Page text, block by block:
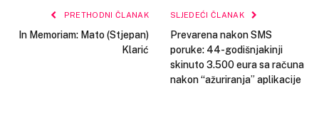
PRETHODNI ČLANAK
In Memoriam: Mato (Stjepan)
Klarić
SLJEDEĆI ČLANAK
Prevarena nakon SMS
poruke: 44-godišnjakinji
skinuto 3.500 eura sa računa
nakon “ažuriranja” aplikacije